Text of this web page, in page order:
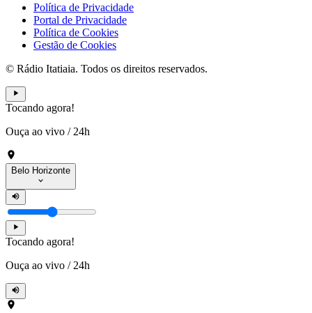
Política de Privacidade
Portal de Privacidade
Política de Cookies
Gestão de Cookies
© Rádio Itatiaia. Todos os direitos reservados.
Tocando agora!
Ouça ao vivo / 24h
Belo Horizonte
Tocando agora!
Ouça ao vivo / 24h